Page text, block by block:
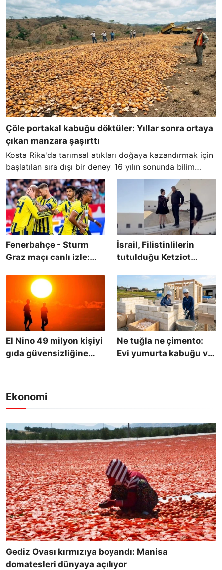
Çöle portakal kabuğu döktüler: Yıllar sonra ortaya
çıkan manzara şaşırttı
Kosta Rika'da tarımsal atıkları doğaya kazandırmak için
başlatılan sıra dışı bir deney, 16 yılın sonunda bilim
insanlarını şaşkına çeviren devasa bir başarı hikayesine
dönüştü.
Fenerbahçe - Sturm
Graz maçı canlı izle:
kanalda yayınlanacak?
İsrail, Filistinlilerin
tutulduğu Ketziot
çevresine timsah
yerleştirmek için
hendekler kazıyor
El Nino 49 milyon kişiyi
gıda güvensizliğine
Ne tuğla ne çimento:
Evi yumurta kabuğu ve
Ekonomi
Gediz Ovası kırmızıya boyandı: Manisa
domatesleri dünyaya açılıyor